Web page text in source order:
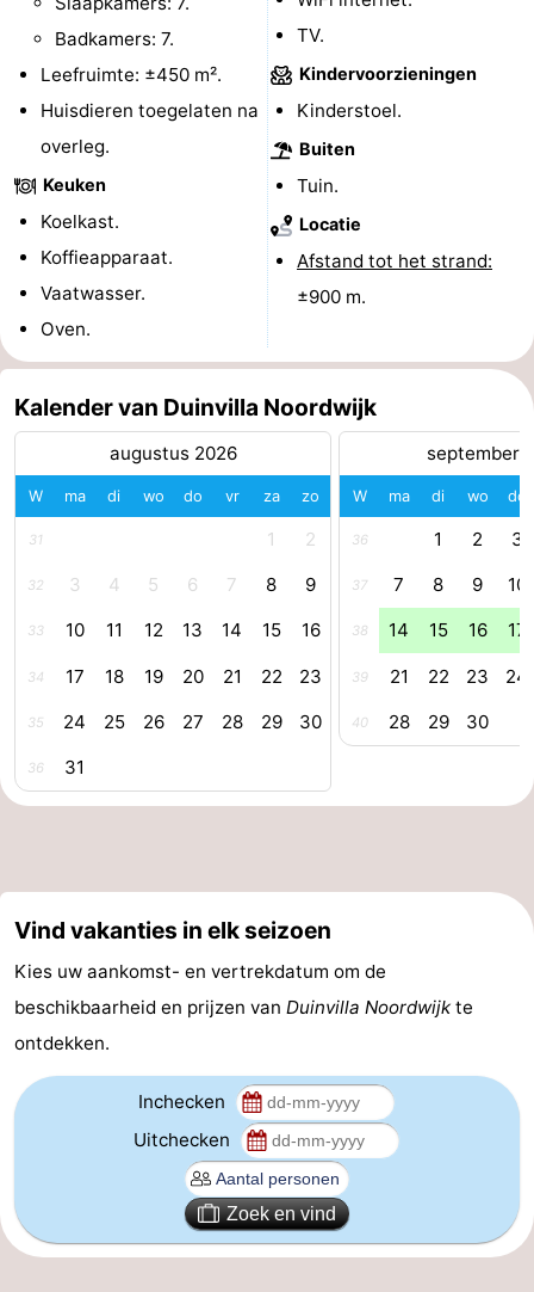
Holland
Natuur
Hollands
-
Katwijk
-
Den
Haag
-
Rotterdam
-
Rockanje
Weer
Contact
Badkamers: 7.
Leefruimte: ±450 m².
Huisdieren toegelaten na
overleg.
Keuken
Koelkast.
Koffieapparaat.
Vaatwasser.
Oven.
TV.
Kindervoorzieningen
Kinderstoel.
Buiten
Tuin.
Locatie
Afstand tot het strand:
±900 m.
Kalender van Duinvilla Noordwijk
augustus 2026
W ma di wo do vr za zo
31 1 2
32 3 4 5 6 7 8 9
33 10 11 12 13 14 15 16
34 17 18 19 20 21 22 23
35 24 25 26 27 28 29 30
36 31
september
W ma di wo do
36 1 2 3
37 7 8 9 10
38 14 15 16 17
39 21 22 23 24
40 28 29 30
Vind vakanties in elk seizoen
Kies uw aankomst- en vertrekdatum om de
beschikbaarheid en prijzen van Duinvilla Noordwijk te
ontdekken.
Inchecken
Uitchecken
Zoek en vind